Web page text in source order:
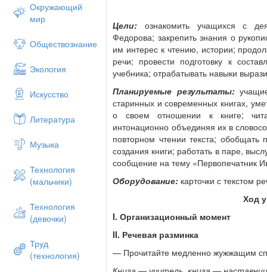
Окружающий
мир
Обществознание
Экология
Искусство
Литература
Музыка
Технология
(мальчики)
Технология
(девочки)
Труд
(технология)
Цели: ознакомить учащихся с
Федорова; закрепить знания о
им интерес к чтению, истории;
речи; провести подготовку к
учебника; отрабатывать навыки
Планируемые результаты:
старинных и современных книгах,
о своем отношении к книге;
интонационно объединяя их в
повторном чтении текста;
создания книги; работать в паре,
сообщение на тему «Первопечатник
Оборудование: карточки с текстом
Ход
I. Организационный момент
II. Речевая разминка
— Прочитайте медленно жужжащим